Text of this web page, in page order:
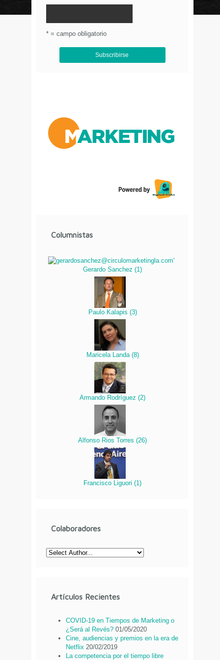
* = campo obligatorio
Columnistas
Gerardo Sanchez (1)
Paulo Kalapis (3)
Maricela Landa (8)
Armando Rodríguez (2)
Alfonso Rios Torres (26)
Francisco Liguori (1)
Colaboradores
Artículos Recientes
COVID-19 en Tiempos de Marketing o
¿Será al Revés? 01/05/2020
Cine, audiencias y premios en la era de
Netflix 20/02/2019
La competencia por el tiempo libre
© Circulo Marketing 2016. Todos los derechos
reservados.
Aviso de Privacidad